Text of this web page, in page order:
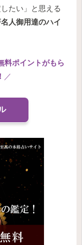
たい」と思える
人御用達のハイ
料ポイントがもら
／